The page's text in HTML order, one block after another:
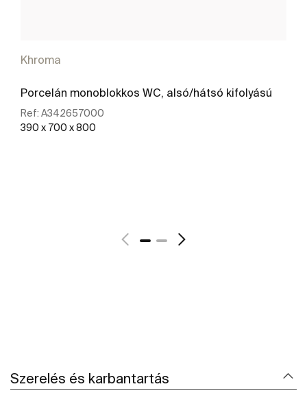
Khroma
Porcelán monoblokkos WC, alsó/hátsó kifolyású
Ref: A342657000
390 x 700 x 800
Szerelés és karbantartás